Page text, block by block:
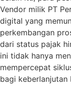
Vendor milik PT
digital yang
perkembangan
dari status pajak
ini tidak hanya
mempercepat
bagi keberlanjutan